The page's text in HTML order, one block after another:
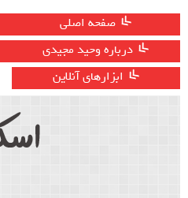
صفحه اصلی
درباره وحید مجیدی
ابزارهای آنلاین